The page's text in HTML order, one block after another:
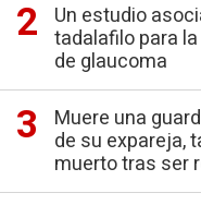
Un estudio
tadalafilo para
de glaucoma
Muere una
de su expareja,
muerto tras ser